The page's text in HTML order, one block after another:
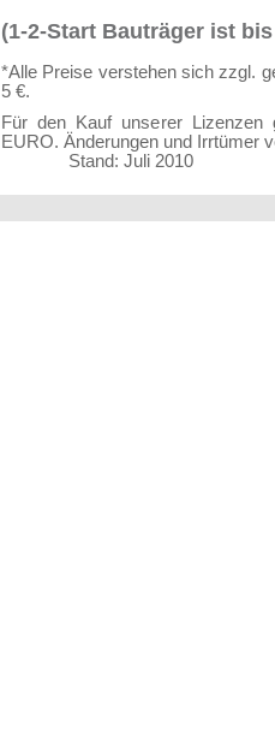
(1-2-Start Bauträger ist
*Alle Preise verstehen sich zzgl.
5 €.
Für den Kauf unserer
EURO.
Stand: Juli 2010